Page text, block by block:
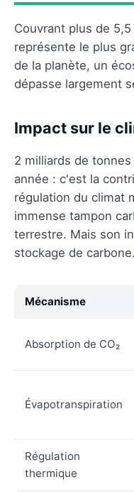
Couvrant plus de
représente le plus
de la planète, un
dépasse largement
Impact sur le
2 milliards de
année : c'est la
régulation du climat
immense tampon
terrestre. Mais son
stockage de carbone.
Mécanisme
Absorption de CO₂
Évapotranspiration
Régulation
thermique